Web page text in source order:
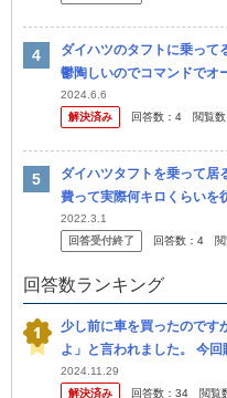
ダイハツのタフトに乗って
鬱陶しいのでコマンドでオ
自動でライトがつかなくな
ハイビー...
2024.6.6
解決済み
回答数： 4 閲覧数
ダイハツタフトを乗って居
費って実際何キロくらいを
した日から1週間は20キロ
10キ...
2022.3.1
回答受付終了
回答数： 4
回答数ランキング
少し前に車を買ったのです
よ」と言われました。 今
に入っていますし、昨年か
2024.11.29
解決済み
回答数： 34 閲覧